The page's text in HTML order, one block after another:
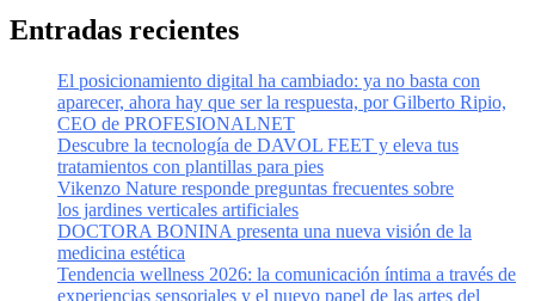
Entradas recientes
El posicionamiento digital ha cambiado: ya no basta con
aparecer, ahora hay que ser la respuesta, por Gilberto Ripio,
CEO de PROFESIONALNET
Descubre la tecnología de DAVOL FEET y eleva tus
tratamientos con plantillas para pies
Vikenzo Nature responde preguntas frecuentes sobre
los jardines verticales artificiales
DOCTORA BONINA presenta una nueva visión de la
medicina estética
Tendencia wellness 2026: la comunicación íntima a través de
experiencias sensoriales y el nuevo papel de las artes del